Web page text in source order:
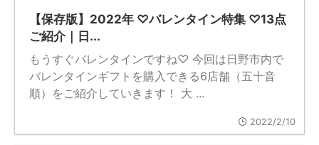
【保存版】2022年 ♡バレンタイン特集 ♡13点
ご紹介｜日...
もうすぐバレンタインですね♡ 今回は日野市内で
バレンタインギフトを購入できる6店舗（五十音
順）をご紹介していきます！ 大 ...
2022/2/10